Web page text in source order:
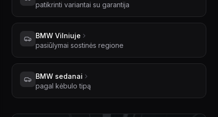
patikrinti variantai su garantija
BMW Vilniuje
pasiūlymai sostinės regione
BMW sedanai
pagal kėbulo tipą